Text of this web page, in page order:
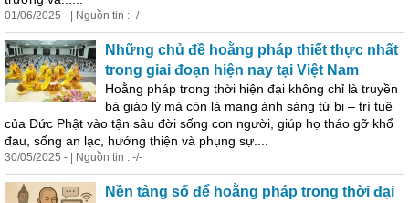
01/06/2025 - | Nguồn tin : -/-
Những chủ đề hoằng pháp thiết thực nhất
trong giai đoạn hiện nay tại Việt Nam
Hoằng pháp trong thời hiện đại không chỉ là truyền
bá giáo lý mà còn là mang ánh sáng từ bi – trí tuệ
của Đức Phật vào tận sâu đời sống con người, giúp họ tháo gỡ khổ
đau, sống an lạc, hướng thiện và phụng sự....
30/05/2025 - | Nguồn tin : -/-
Nền tảng số để hoằng pháp trong thời đại